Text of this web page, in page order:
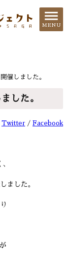
催しました。
した。
Twitter Facebook
ました。
MENU